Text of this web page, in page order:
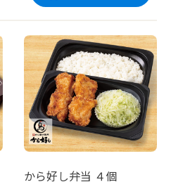
から好し弁当 ４個